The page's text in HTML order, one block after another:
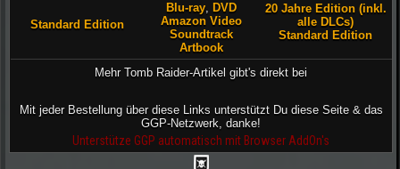
Standard Edition
Blu-ray DVD
Amazon Video
Soundtrack
Artbook
20 Jahre Edition (inkl.
alle DLCs)
Standard Edition
Mehr Tomb Raider-Artikel gibt's direkt bei
Mit jeder Bestellung über diese Links unterstützt Du diese Seite & das
GGP-Netzwerk, danke!
Unterstütze GGP automatisch mit Browser AddOn's